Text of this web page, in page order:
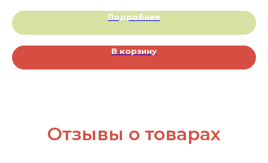
Подробнее
В корзину
Отзывы о товарах